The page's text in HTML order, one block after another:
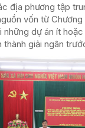
địa phương tập
vốn từ
dự án ít
thành giải ngân